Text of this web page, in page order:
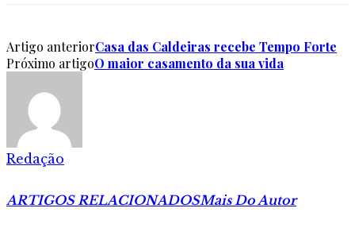
Artigo anteriorCasa das Caldeiras recebe Tempo Forte
Próximo artigoO maior casamento da sua vida
Redação
ARTIGOS RELACIONADOSMais Do Autor